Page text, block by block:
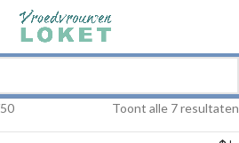
50 Toont alle 7 resultaten